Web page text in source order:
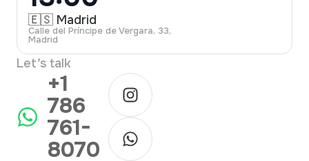
🇪🇸 Madrid
Calle del Príncipe de Vergara, 33,
Madrid
Let’s talk
+1
786
761-
8070